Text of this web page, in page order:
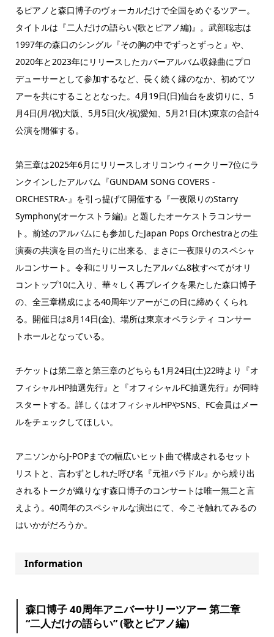
るピアノと森口博子のヴォーカルだけで全国をめぐるツアー。
タイトルは『二人だけの語らい(歌とピアノ編)』。武部聡志は
1997年の森口のシングル『その胸の中でずっとずっと』や、
2020年と2023年にリリースしたカバーアルバム収録曲にプロ
デューサーとして参加するなど、長く続く縁のなか、初めてツ
アーを共にすることとなった。4月19日(日)仙台を皮切りに、5
月4日(月/祝)大阪、5月5日(火/祝)愛知、5月21日(木)東京の合計4
公演を開催する。
第三章は2025年6月にリリースしオリコンウィークリー7位にラ
ンクインしたアルバム『GUNDAM SONG COVERS -
ORCHESTRA-』を引っ提げて開催する『一夜限りのStarry
Symphony(オーケストラ編)』と題したオーケストラコンサー
ト。前述のアルバムにも参加したJapan Pops Orchestraとの生
演奏の共演を目の当たりに出来る、まさに一夜限りのスペシャ
ルコンサート。令和にリリースしたアルバム8枚すべてがオリ
コントップ10に入り、華々しく再ブレイクを果たした森口博子
の、全三章構成による40周年ツアーがこの日に締めくくられ
る。開催日は8月14日(金)、場所は東京オペラシティ コンサー
トホールとなっている。
チケットは第二章と第三章のどちらも1月24日(土)22時より『オ
フィシャルHP抽選先行』と『オフィシャルFC抽選先行』が同時
スタートする。詳しくはオフィシャルHPやSNS、FC会員はメー
ルをチェックしてほしい。
アニソンからJ-POPまでの幅広いヒット曲で構成されるセット
リストと、言わずとしれた呼び名『元祖バラドル』から繰り出
されるトークが織りなす森口博子のコンサートは唯一無二と言
えよう。40周年のスペシャルな演出にて、今こそ触れてみるの
はいかがだろうか。
Information
森口博子 40周年アニバーサリーツアー 第二章
“二人だけの語らい” (歌とピアノ編)